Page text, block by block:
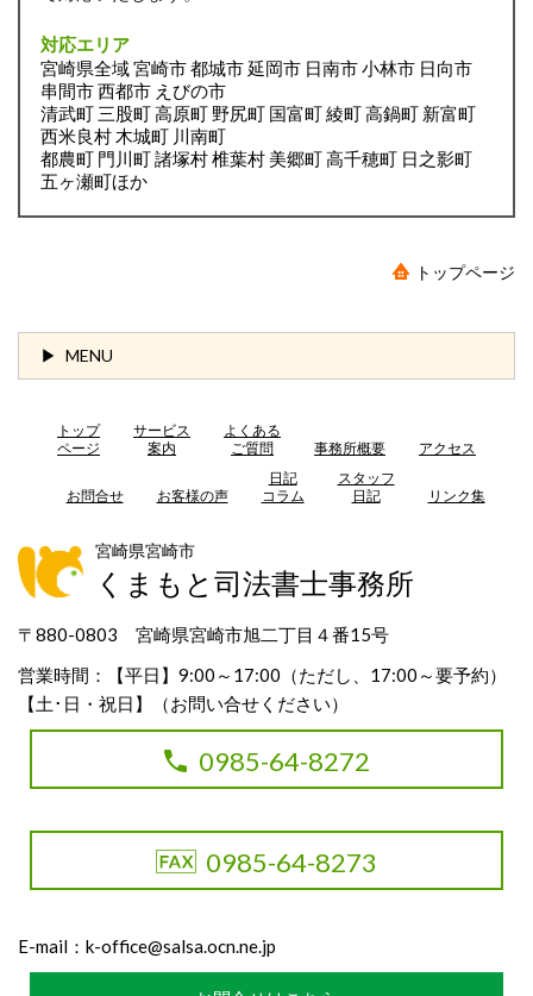
対応エリア
宮崎県全域 宮崎市 都城市 延岡市 日南市 小林市 日向市
串間市 西都市 えびの市
清武町 三股町 高原町 野尻町 国富町 綾町 高鍋町 新富町
西米良村 木城町 川南町
都農町 門川町 諸塚村 椎葉村 美郷町 高千穂町 日之影町
五ヶ瀬町ほか
トップページ
MENU
トップ
ページ
サービス
案内
よくある
ご質問
事務所概要 アクセス
お問合せ お客様の声
日記
コラム
スタッフ
日記
リンク集
宮崎県宮崎市
くまもと司法書士事務所
〒880-0803 宮崎県宮崎市旭二丁目４番15号
営業時間：【平日】9:00～17:00（ただし、17:00～要予約）
【土･日・祝日】（お問い合せください）
0985-64-8272
0985-64-8273
E-mail： k-office@salsa.ocn.ne.jp